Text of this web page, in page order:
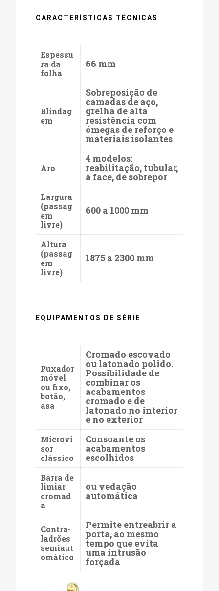
CARACTERÍSTICAS TÉCNICAS
Espessu
ra da
folha
66 mm
Blindag
em
Sobreposição de
camadas de aço,
grelha de alta
resistência com
ómegas de reforço e
materiais isolantes
Aro
4 modelos:
reabilitação, tubular,
à face, de sobrepor
Largura
(passag
em
livre)
600 a 1000 mm
Altura
(passag
em
livre)
1875 a 2300 mm
EQUIPAMENTOS DE SÉRIE
Puxador
móvel
ou fixo,
botão,
asa
Cromado escovado
ou latonado polido.
Possibilidade de
combinar os
acabamentos
cromado e de
latonado no interior
e no exterior
Microvi
sor
clássico
Consoante os
acabamentos
escolhidos
Barra de
limiar
cromad
a
ou vedação
automática
Contra-
ladrões
semiaut
omático
Permite entreabrir a
porta, ao mesmo
tempo que evita
uma intrusão
forçada